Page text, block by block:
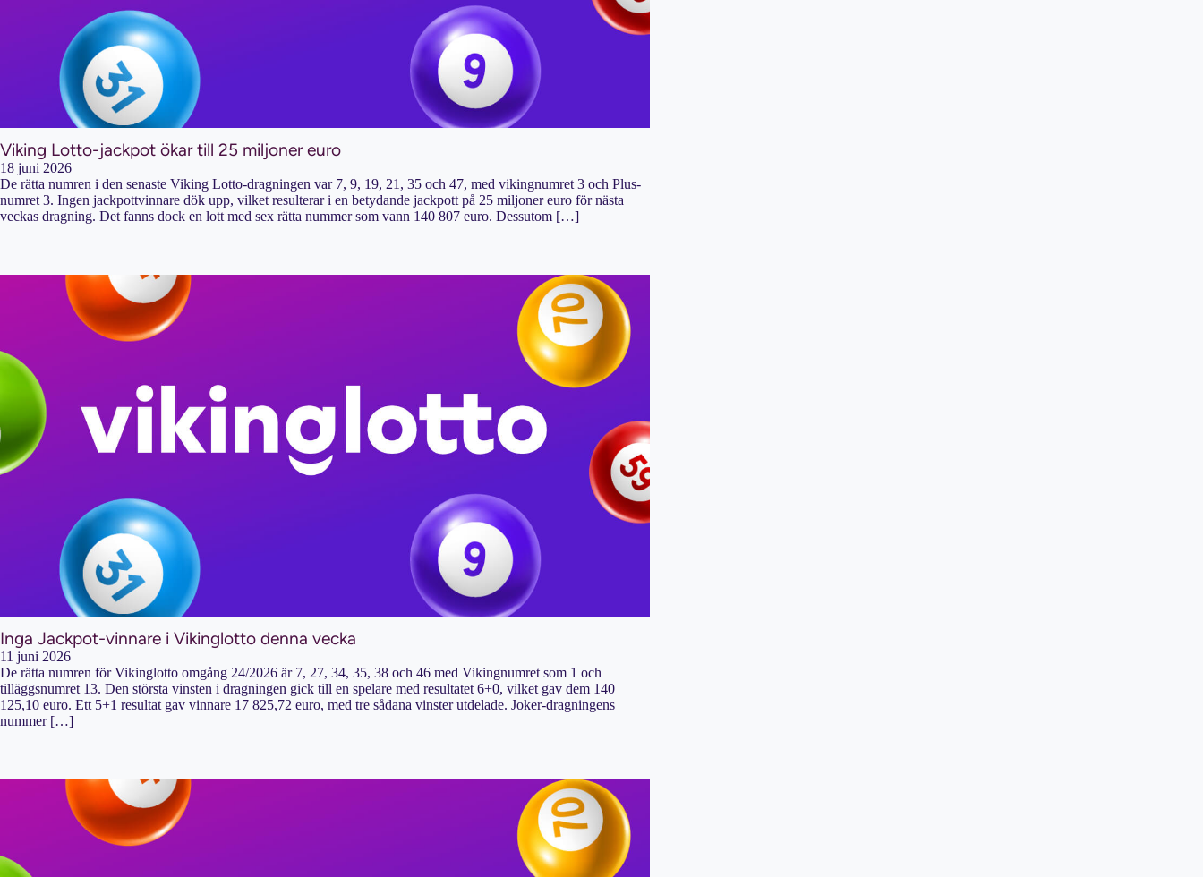
Viking Lotto-jackpot ökar till 25 miljoner euro
18 juni 2026
De rätta numren i den senaste Viking Lotto-dragningen var 7, 9, 19, 21, 35 och 47, med vikingnumret 3 och Plus-
numret 3. Ingen jackpottvinnare dök upp, vilket resulterar i en betydande jackpott på 25 miljoner euro för nästa
veckas dragning. Det fanns dock en lott med sex rätta nummer som vann 140 807 euro. Dessutom […]
Inga Jackpot-vinnare i Vikinglotto denna vecka
11 juni 2026
De rätta numren för Vikinglotto omgång 24/2026 är 7, 27, 34, 35, 38 och 46 med Vikingnumret som 1 och
tilläggsnumret 13. Den största vinsten i dragningen gick till en spelare med resultatet 6+0, vilket gav dem 140
125,10 euro. Ett 5+1 resultat gav vinnare 17 825,72 euro, med tre sådana vinster utdelade. Joker-dragningens
nummer […]